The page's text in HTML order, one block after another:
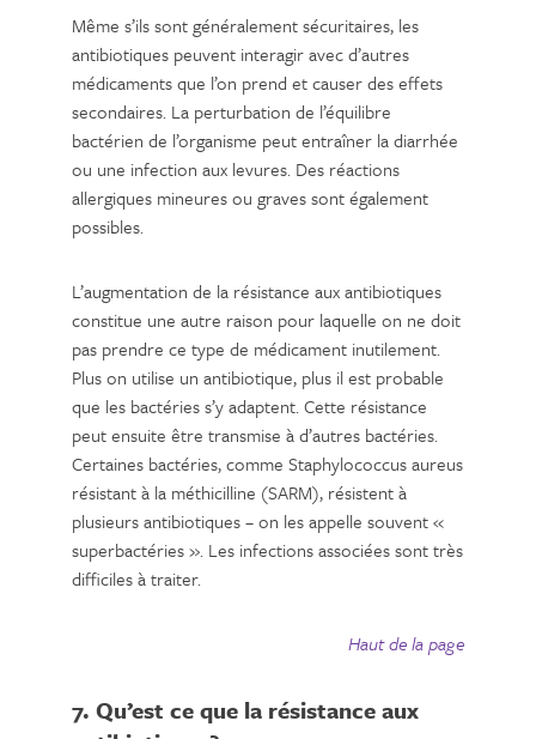
Même s’ils sont généralement sécuritaires, les
antibiotiques peuvent interagir avec d’autres
médicaments que l’on prend et causer des effets
secondaires. La perturbation de l’équilibre
bactérien de l’organisme peut entraîner la diarrhée
ou une infection aux levures. Des réactions
allergiques mineures ou graves sont également
possibles.
L’augmentation de la résistance aux antibiotiques
constitue une autre raison pour laquelle on ne doit
pas prendre ce type de médicament inutilement.
Plus on utilise un antibiotique, plus il est probable
que les bactéries s’y adaptent. Cette résistance
peut ensuite être transmise à d’autres bactéries.
Certaines bactéries, comme Staphylococcus aureus
résistant à la méthicilline (SARM), résistent à
plusieurs antibiotiques – on les appelle souvent «
superbactéries ». Les infections associées sont très
difficiles à traiter.
Haut de la page
7. Qu’est ce que la résistance aux